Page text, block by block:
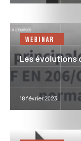
Webinar
Les évolutions
18 février 2023